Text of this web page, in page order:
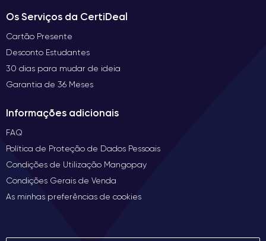
Os Serviços da CertiDeal
Cartão Presente
Desconto Estudantes
30 dias para mudar de ideia
Garantia de 36 Meses
Informações adicionais
FAQ
Política de Proteção de Dados Pessoais
Condições de Utilização Mangopay
Condições Gerais de Venda
As minhas preferências de cookies